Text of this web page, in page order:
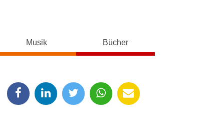
Musik Bücher